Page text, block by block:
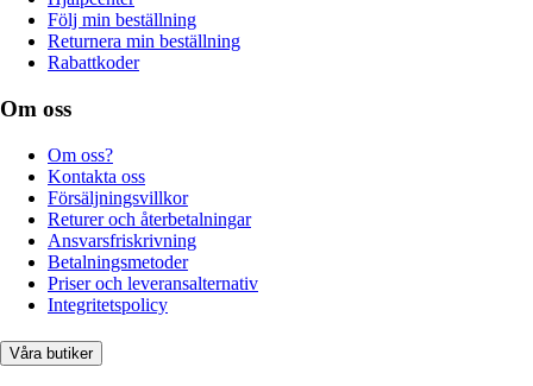
Följ min beställning
Returnera min beställning
Rabattkoder
Om oss
Om oss?
Kontakta oss
Försäljningsvillkor
Returer och återbetalningar
Ansvarsfriskrivning
Betalningsmetoder
Priser och leveransalternativ
Integritetspolicy
Våra butiker